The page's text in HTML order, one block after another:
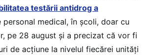
testării antidrog a
personal medical, în şcoli, doar cu
pe 28 august și a precizat că vor fi
de acţiune la nivelul fiecărei unităţi